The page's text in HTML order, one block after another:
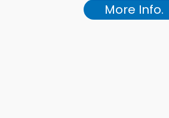
More Info.